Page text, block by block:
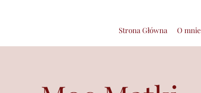
Strona Główna O mnie